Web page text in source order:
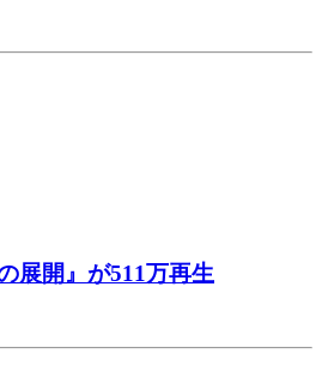
展開』が511万再生